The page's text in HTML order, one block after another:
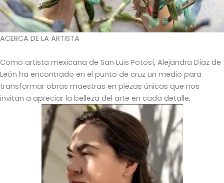
ACERCA DE LA ARTISTA
Como artista mexicana de San Luis Potosí, Alejandra Díaz de
León ha encontrado en el punto de cruz un medio para
transformar obras maestras en piezas únicas que nos
invitan a apreciar la belleza del arte en cada detalle.